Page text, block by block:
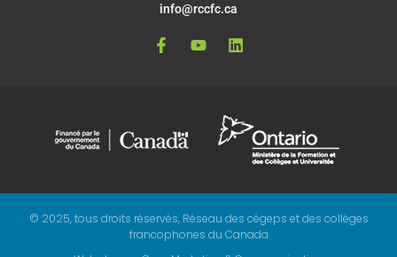
info@rccfc.ca
© 2025, tous droits réservés, Réseau des cégeps et des collèges
francophones du Canada